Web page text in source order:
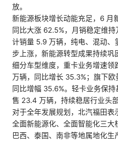
放。
新能源板块增长动能充足，6 月
同比大涨 62.5%，月销稳定维
计销量 5.9 万辆，纯电、混动、
步上涨，新能源转型成果持续巩
细分车型维度，重卡业务增速
万辆，同比增长 35.3%；旗下欧
同比增幅 35.6%。轻卡业务保
售 23.4 万辆，持续稳居行业头部
对于全年发展规划，北汽福田表
全面新能源化、全面智能化三
巴西、泰国、南非等地属地化